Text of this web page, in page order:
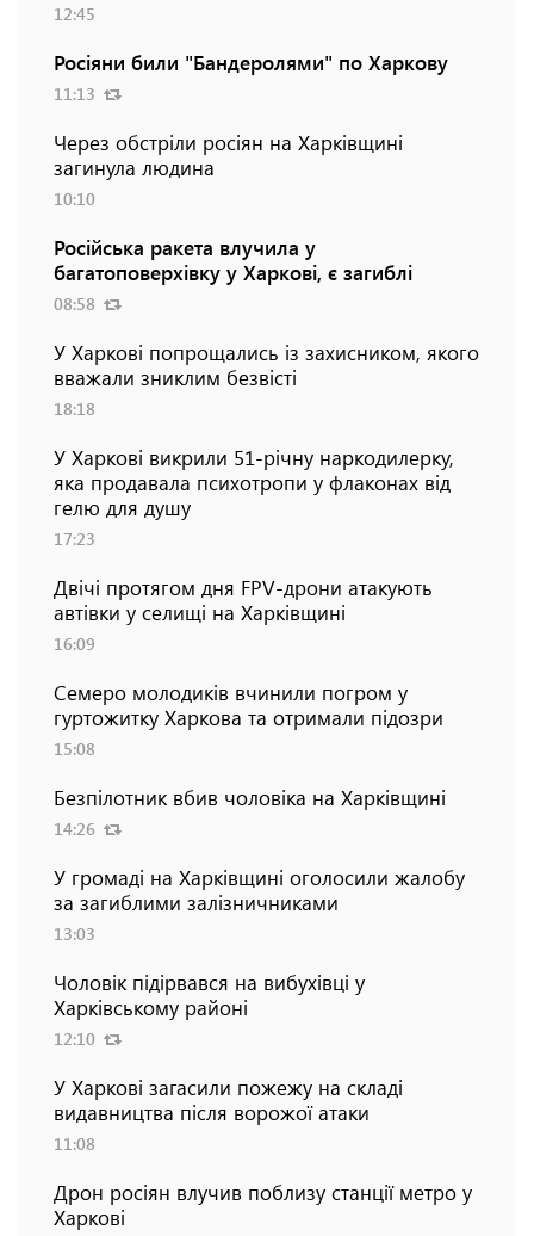
12:45
Росіяни били "Бандеролями" по Харкову
11:13
Через обстріли росіян на Харківщині
загинула людина
10:10
Російська ракета влучила у
багатоповерхівку у Харкові, є загиблі
08:58
У Харкові попрощались із захисником, якого
вважали зниклим безвісті
18:18
У Харкові викрили 51-річну наркодилерку,
яка продавала психотропи у флаконах від
гелю для душу
17:23
Двічі протягом дня FPV-дрони атакують
автівки у селищі на Харківщині
16:09
Семеро молодиків вчинили погром у
гуртожитку Харкова та отримали підозри
15:08
Безпілотник вбив чоловіка на Харківщині
14:26
У громаді на Харківщині оголосили жалобу
за загиблими залізничниками
13:03
Чоловік підірвався на вибухівці у
Харківському районі
12:10
У Харкові загасили пожежу на складі
видавництва після ворожої атаки
11:08
Дрон росіян влучив поблизу станції метро у
Харкові